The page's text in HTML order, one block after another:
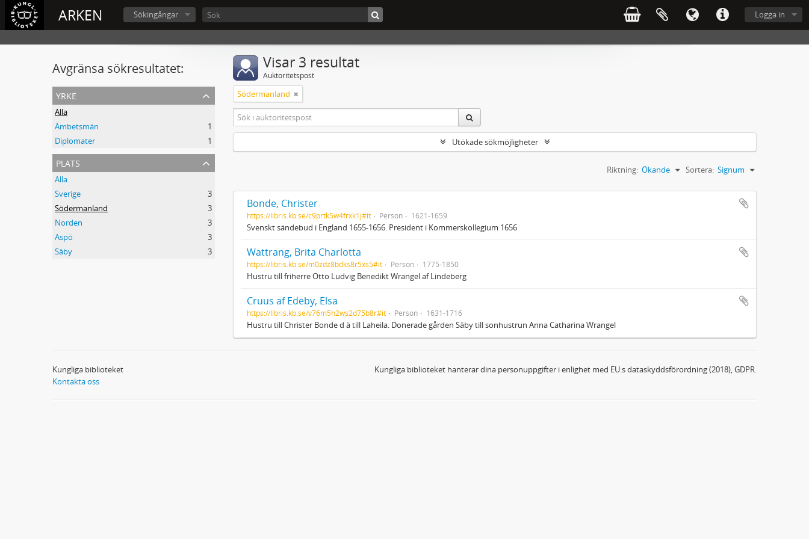
ARKEN Logga in
Sökingångar
Avgränsa sökresultatet:
yrke
Alla
Ämbetsmän
1
Diplomater
1
plats
Alla
Sverige
3
Södermanland
3
Norden
3
Aspö
3
Säby
3
Visar 3 resultat
Auktoritetspost
Södermanland
Utökade sökmöjligheter
Sortera: Signum
Riktning: Ökande
Bonde, Christer
https://libris.kb.se/c9prtk5w4frxk1j#it Person 1621-1659
Svenskt sändebud i England 1655-1656. President i Kommerskollegium 1656
Wattrang, Brita Charlotta
https://libris.kb.se/m0zdz8bdks8r5xs5#it Person 1775-1850
Hustru till friherre Otto Ludvig Benedikt Wrangel af Lindeberg
Cruus af Edeby, Elsa
https://libris.kb.se/v76m5h2ws2d75b8r#it Person 1631-1716
Hustru till Christer Bonde d ä till Laheila. Donerade gården Säby till sonhustrun Anna Catharina Wrangel
Kungliga biblioteket
Kontakta oss
Kungliga biblioteket hanterar dina personuppgifter i enlighet med EU:s dataskyddsförordning (2018), GDPR.